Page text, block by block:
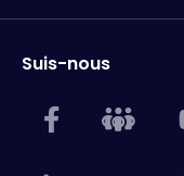
Suis-nous